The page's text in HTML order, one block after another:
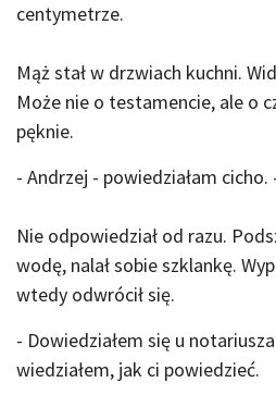
centymetrze.
Mąż stał w drzwiach kuchni.
Może nie o testamencie, ale o
pęknie.
- Andrzej - powiedziałam cicho.
Nie odpowiedział od razu.
wodę, nalał sobie szklankę.
wtedy odwrócił się.
- Dowiedziałem się u
wiedziałem, jak ci powiedzieć.